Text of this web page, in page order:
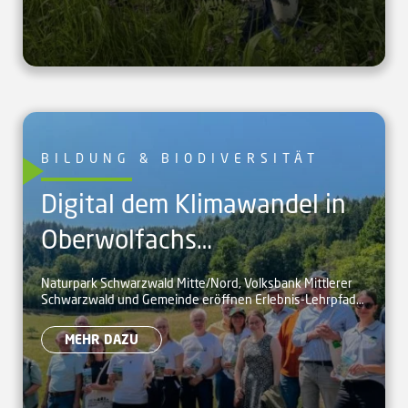
BILDUNG & BIODIVERSITÄT
Digital dem Klimawandel in
Oberwolfachs
Schwarzwälder
Kulturlandschaft auf der
Spur
Naturpark Schwarzwald Mitte/Nord, Volksbank Mittlerer
Schwarzwald und Gemeinde eröffnen Erlebnis-Lehrpfad
für Familien zum Klimawandel in Oberwolfach.
MEHR DAZU